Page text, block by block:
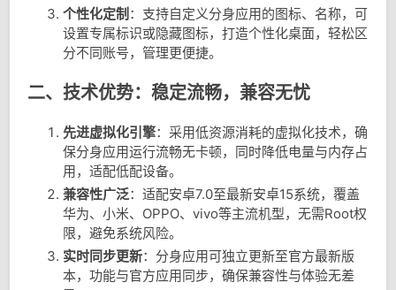
个性化定制 ：支持自定义分身应用的图标、名称，可
设置专属标识或隐藏图标，打造个性化桌面，轻松区
分不同账号，管理更便捷。
二、技术优势：稳定流畅，兼容无忧
先进虚拟化引擎：采用低资源消耗的虚拟化技术，确
保分身应用运行流畅无卡顿，同时降低电量与内存占
用，适配低配设备。
兼容性广泛：适配安卓7.0至最新安卓15系统，覆盖
华为、小米、OPPO、vivo等主流机型，无需Root权
限，避免系统风险。
实时同步更新：分身应用可独立更新至官方最新版
本，功能与官方应用同步，确保兼容性与体验无差